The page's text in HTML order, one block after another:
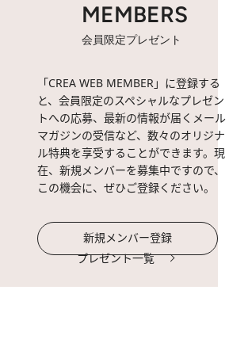
MEMBERS
会員限定プレゼント
「CREA WEB MEMBER」に登録する
と、会員限定のスペシャルなプレゼン
トへの応募、最新の情報が届くメール
マガジンの受信など、数々のオリジナ
ル特典を享受することができます。現
在、新規メンバーを募集中ですので、
この機会に、ぜひご登録ください。
新規メンバー登録
プレゼント一覧